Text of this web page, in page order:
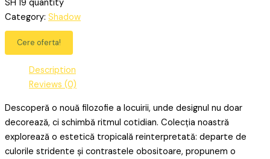
SH 19 quantity
Category: Shadow
Cere oferta!
Description
Reviews (0)
Descoperă o nouă filozofie a locuirii, unde designul nu doar
decorează, ci schimbă ritmul cotidian. Colecția noastră
explorează o estetică tropicală reinterpretată: departe de
culorile stridente și contrastele obositoare, propunem o